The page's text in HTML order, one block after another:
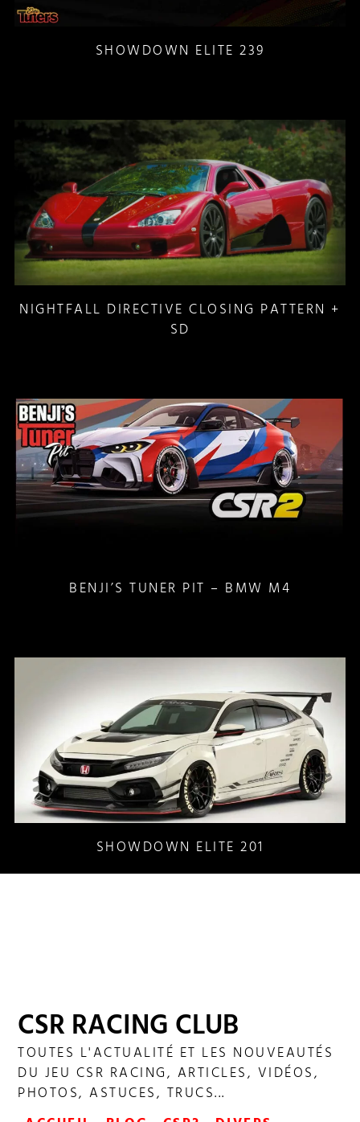
SHOWDOWN ELITE 239
NIGHTFALL DIRECTIVE CLOSING PATTERN +
SD
BENJI’S TUNER PIT – BMW M4
SHOWDOWN ELITE 201
CSR RACING CLUB
TOUTES L'ACTUALITÉ ET LES NOUVEAUTÉS
DU JEU CSR RACING, ARTICLES, VIDÉOS,
PHOTOS, ASTUCES, TRUCS...